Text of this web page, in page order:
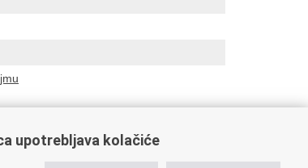
pravosudnog sustava
upotrebljava kolačiće